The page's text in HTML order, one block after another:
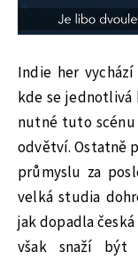
Indie her
kde se
nutné tuto
odvětví. Ostatně
průmyslu za
velká studia
jak dopadla
však snaží